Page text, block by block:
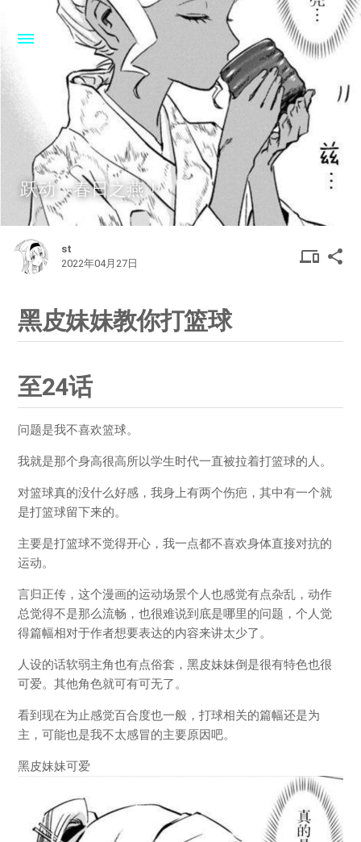
跃动，春日之燕！
st
2022年04月27日
share
黑皮妹妹教你打篮球
至24话
问题是我不喜欢篮球。
我就是那个身高很高所以学生时代一直被拉着打篮球的人。
对篮球真的没什么好感，我身上有两个伤疤，其中有一个就
是打篮球留下来的。
主要是打篮球不觉得开心，我一点都不喜欢身体直接对抗的
运动。
言归正传，这个漫画的运动场景个人也感觉有点杂乱，动作
总觉得不是那么流畅，也很难说到底是哪里的问题，个人觉
得篇幅相对于作者想要表达的内容来讲太少了。
人设的话软弱主角也有点俗套，黑皮妹妹倒是很有特色也很
可爱。其他角色就可有可无了。
看到现在为止感觉百合度也一般，打球相关的篇幅还是为
主，可能也是我不太感冒的主要原因吧。
黑皮妹妹可爱